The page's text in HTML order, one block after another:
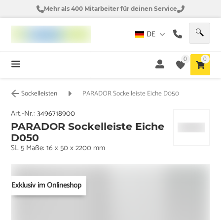
Mehr als 400 Mitarbeiter für deinen Service
DE
0 0
Sockelleisten PARADOR Sockelleiste Eiche D050
Exklusiv im Onlineshop
Art.-Nr.:3496718900
PARADOR Sockelleiste Eiche
D050
SL 5 Maße: 16 x 50 x 2200 mm